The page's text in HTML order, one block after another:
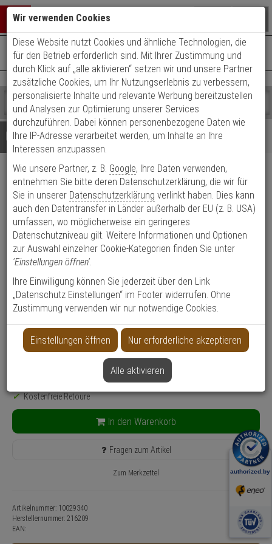
Warenkorb schließen
0 ARTIKEL IM WARENKORB
Ihr Warenkorb ist momentan leer.
Ergebnisse ()
Fertig
Shop
durchsuchen
Bitte
geben
Sie
Zeichen
ein,
um
Suche
starten.
Es
wurde
noch
Suche
gestartet
+49 (0)821 899 493-0Mo. - Do.: 8:00 - 16:30 | Fr.: 8:00 - 14:00 Uhr
Details Beratung
Eneo DOME-WB2-W Wandarm
Produktmerkmale
Datenblatt drucken
Produktinformationen
Halterung, Zubehörartikel, Wandbefestigung
Montageart: Wandmontage
Anwendung: Videoüberwachung
Farbe: Weiß
74,05 €
inkl. MwSt. zzgl. Versandkosten
Kostenfreie Retoure
In den Warenkorb
Fragen zum Artikel
Zum Merkzettel
Artikelnummer: 10029340
Herstellernummer: 216209
EAN:
Wir verwenden Cookies
Diese Website nutzt Cookies und ähnliche Technologien, die
für den Betrieb erforderlich sind. Mit Ihrer Zustimmung und
durch Klick auf „alle aktivieren“ setzen wir und unsere Partner
zusätzliche Cookies, um Ihr Nutzungserlebnis zu verbessern,
personalisierte Inhalte und relevante Werbung bereitzustellen
und Analysen zur Optimierung unserer Services
durchzuführen. Dabei können personenbezogene Daten wie
Ihre IP-Adresse verarbeitet werden, um Inhalte an Ihre
Interessen anzupassen.
Wie unsere Partner, z. B. Google, Ihre Daten verwenden,
entnehmen Sie bitte deren Datenschutzerklärung, die wir für
Sie in unserer Datenschutzerklärung verlinkt haben. Dies kann
auch den Datentransfer in Länder außerhalb der EU (z. B. USA)
umfassen, wo möglicherweise ein geringeres
Datenschutzniveau gilt. Weitere Informationen und Optionen
zur Auswahl einzelner Cookie-Kategorien finden Sie unter
'Einstellungen öffnen'.
Ihre Einwilligung können Sie jederzeit über den Link
„Datenschutz Einstellungen“ im Footer widerrufen. Ohne
Zustimmung verwenden wir nur notwendige Cookies.
Einstellungen öffnen Nur erforderliche akzeptieren
Alle aktivieren